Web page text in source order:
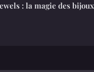
: la magie des